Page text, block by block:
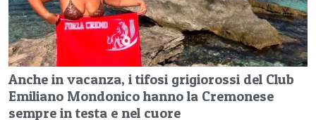
Anche in vacanza, i tifosi grigiorossi del Club
Emiliano Mondonico hanno la Cremonese
sempre in testa e nel cuore